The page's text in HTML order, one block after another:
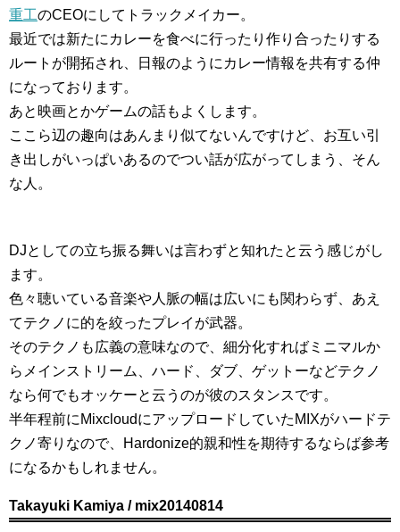
重工のCEOにしてトラックメイカー。
最近では新たにカレーを食べに行ったり作り合ったりする
ルートが開拓され、日報のようにカレー情報を共有する仲
になっております。
あと映画とかゲームの話もよくします。
ここら辺の趣向はあんまり似てないんですけど、お互い引
き出しがいっぱいあるのでつい話が広がってしまう、そん
な人。
DJとしての立ち振る舞いは言わずと知れたと云う感じがし
ます。
色々聴いている音楽や人脈の幅は広いにも関わらず、あえ
てテクノに的を絞ったプレイが武器。
そのテクノも広義の意味なので、細分化すればミニマルか
らメインストリーム、ハード、ダブ、ゲットーなどテクノ
なら何でもオッケーと云うのが彼のスタンスです。
半年程前にMixcloudにアップロードしていたMIXがハードテ
クノ寄りなので、Hardonize的親和性を期待するならば参考
になるかもしれません。
Takayuki Kamiya / mix20140814